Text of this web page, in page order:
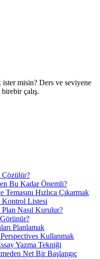
misin? Ders ve seviyene
çalış.
Çözülür?
Bu Kadar Önemli?
Hızlıca Çıkarmak
Kontrol Listesi
Nasıl Kurulur?
Planlamak
Kullanmak
Yazma Tekniği
Net Bir Başlangıç